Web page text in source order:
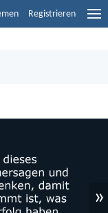
Registrieren
»